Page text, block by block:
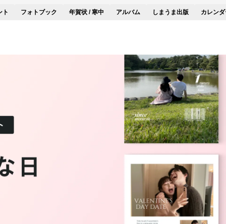
ト フォトブック 年賀状 / 寒中 アルバム しまうま出版 カレン